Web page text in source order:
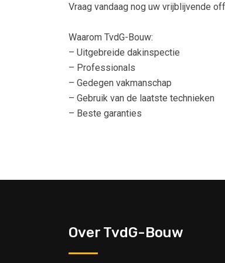
Vraag vandaag nog uw vrijblijvende
Waarom TvdG-Bouw:
– Uitgebreide dakinspectie
– Professionals
– Gedegen vakmanschap
– Gebruik van de laatste technieken
– Beste garanties
Over TvdG-Bouw